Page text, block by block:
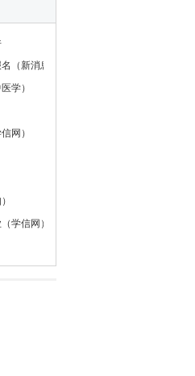
（新消息）
学）
网）
学信网）